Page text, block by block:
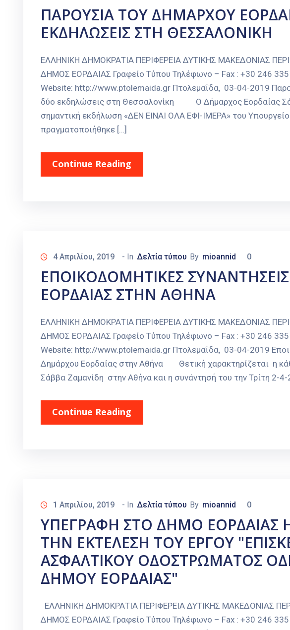
ΠΑΡΟΥΣΙΑ ΤΟΥ ΔΗΜΑΡΧΟΥ
ΕΚΔΗΛΩΣΕΙΣ ΣΤΗ ΘΕΣΣΑΛΟΝΙΚΗ
ΕΛΛΗΝΙΚΗ ΔΗΜΟΚΡΑΤΙΑ ΠΕΡΙΦΕΡΕΙΑ ΔΥΤΙΚΗΣ ΜΑΚΕΔΟΝΙΑΣ
ΔΗΜΟΣ ΕΟΡΔΑΙΑΣ Γραφείο Τύπου Τηλέφωνο – Fax : +30 246
Website: http://www.ptolemaida.gr Πτολεμαΐδα, 03-04-2019
δύο εκδηλώσεις στη Θεσσαλονίκη Ο Δήμαρχος Εορδαίας
σημαντική εκδήλωση «ΔΕΝ ΕΙΝΑΙ ΟΛΑ ΕΦΙ-ΙΜΕΡΑ» του
πραγματοποιήθηκε […]
Continue Reading
4 Απριλίου, 2019 - In Δελτία τύπου By mioannid 0
ΕΠΟΙΚΟΔΟΜΗΤΙΚΕΣ
ΕΟΡΔΑΙΑΣ ΣΤΗΝ ΑΘΗΝΑ
ΕΛΛΗΝΙΚΗ ΔΗΜΟΚΡΑΤΙΑ ΠΕΡΙΦΕΡΕΙΑ ΔΥΤΙΚΗΣ ΜΑΚΕΔΟΝΙΑΣ
ΔΗΜΟΣ ΕΟΡΔΑΙΑΣ Γραφείο Τύπου Τηλέφωνο – Fax : +30 246
Website: http://www.ptolemaida.gr Πτολεμαΐδα, 03-04-2019
Δημάρχου Εορδαίας στην Αθήνα Θετική χαρακτηρίζεται η
Σάββα Ζαμανίδη στην Αθήνα και η συνάντησή του την Τρίτη 2-4-
Continue Reading
1 Απριλίου, 2019 - In Δελτία τύπου By mioannid 0
ΥΠΕΓΡΑΦΗ ΣΤΟ ΔΗΜΟ ΕΟΡΔΑΙΑΣ
ΤΗΝ ΕΚΤΕΛΕΣΗ ΤΟΥ ΕΡΓΟΥ
ΑΣΦΑΛΤΙΚΟΥ ΟΔΟΣΤΡΩΜΑΤΟΣ
ΔΗΜΟΥ ΕΟΡΔΑΙΑΣ"
ΕΛΛΗΝΙΚΗ ΔΗΜΟΚΡΑΤΙΑ ΠΕΡΙΦΕΡΕΙΑ ΔΥΤΙΚΗΣ ΜΑΚΕΔΟΝΙΑΣ
ΔΗΜΟΣ ΕΟΡΔΑΙΑΣ Γραφείο Τύπου Τηλέφωνο – Fax : +30 246